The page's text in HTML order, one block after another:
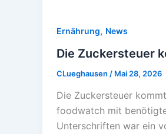
Ernährung, News
Die Zuckersteuer
CLueghausen / Mai 28, 2026
Die Zuckersteuer
foodwatch mit
Unterschriften war ein